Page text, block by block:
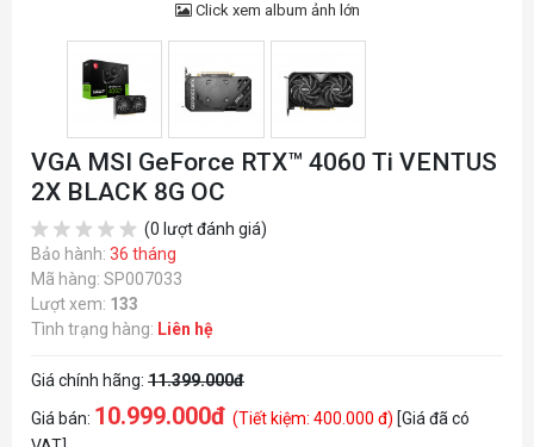
Click xem album ảnh lớn
VGA MSI GeForce RTX™ 4060 Ti VENTUS
2X BLACK 8G OC
(0 lượt đánh giá)
Bảo hành: 36 tháng
Mã hàng: SP007033
Lượt xem: 133
Tình trạng hàng: Liên hệ
Giá chính hãng: 11.399.000đ
Giá bán: 10.999.000đ (Tiết kiệm: 400.000 đ) [Giá đã có